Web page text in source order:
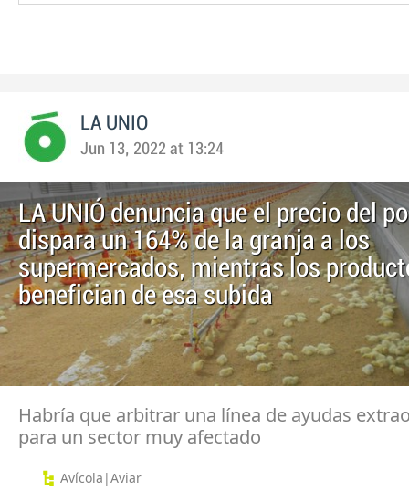
LA UNIO
Jun 13, 2022 at 13:24
LA UNIÓ denuncia que el precio del
dispara un 164% de la granja a los
supermercados, mientras los
benefician de esa subida
Habría que arbitrar una línea de ayudas
para un sector muy afectado
Avícola|Aviar